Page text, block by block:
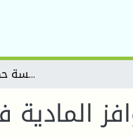
دور الحوافز المادية في تحسين أداء المورد البشري دراسة ميدانية مؤسسة حضنة حليب – بالمسيلة-